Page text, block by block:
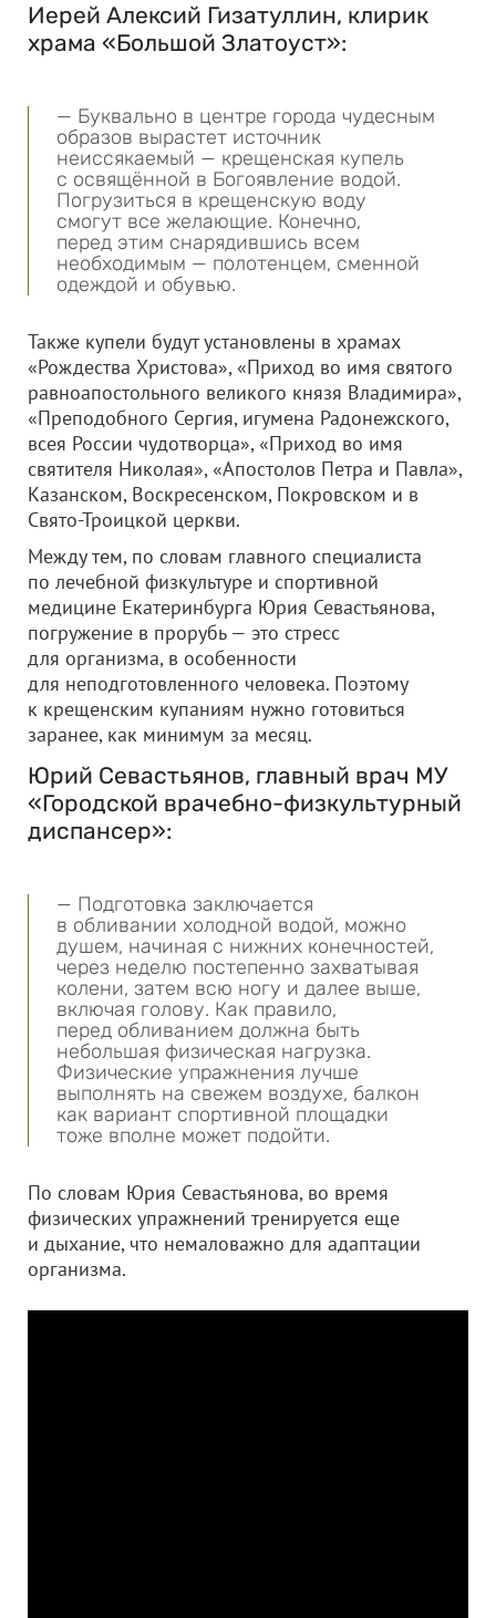
Иерей Алексий Гизатуллин, клирик
храма «Большой Златоуст»:
— Буквально в центре города чудесным
образов вырастет источник
неиссякаемый — крещенская купель
с освящённой в Богоявление водой.
Погрузиться в крещенскую воду
смогут все желающие. Конечно,
перед этим снарядившись всем
необходимым — полотенцем, сменной
одеждой и обувью.
Также купели будут установлены в храмах
«Рождества Христова», «Приход во имя святого
равноапостольного великого князя Владимира»,
«Преподобного Сергия, игумена Радонежского,
всея России чудотворца», «Приход во имя
святителя Николая», «Апостолов Петра и Павла»,
Казанском, Воскресенском, Покровском и в
Свято-Троицкой церкви.
Между тем, по словам главного специалиста
по лечебной физкультуре и спортивной
медицине Екатеринбурга Юрия Севастьянова,
погружение в прорубь — это стресс
для организма, в особенности
для неподготовленного человека. Поэтому
к крещенским купаниям нужно готовиться
заранее, как минимум за месяц.
Юрий Севастьянов, главный врач МУ
«Городской врачебно-физкультурный
диспансер»:
— Подготовка заключается
в обливании холодной водой, можно
душем, начиная с нижних конечностей,
через неделю постепенно захватывая
колени, затем всю ногу и далее выше,
включая голову. Как правило,
перед обливанием должна быть
небольшая физическая нагрузка.
Физические упражнения лучше
выполнять на свежем воздухе, балкон
как вариант спортивной площадки
тоже вполне может подойти.
По словам Юрия Севастьянова, во время
физических упражнений тренируется еще
и дыхание, что немаловажно для адаптации
организма.